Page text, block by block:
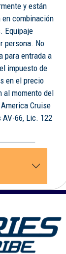
y están
combinación
Equipaje
persona. No
para entrada a
impuesto de
en el precio
al momento del
Cruise
AV-66, Lic. 122